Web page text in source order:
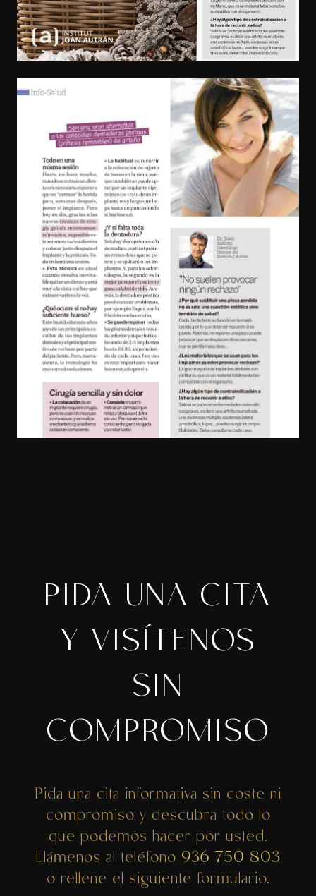
PIDA UNA CITA
Y VISÍTENOS
SIN
COMPROMISO
Pida una cita informativa sin coste ni
compromiso y descubra todo lo
que podemos hacer por usted.
Llámenos al teléfono 936 750 803
o rellene el siguiente formulario.